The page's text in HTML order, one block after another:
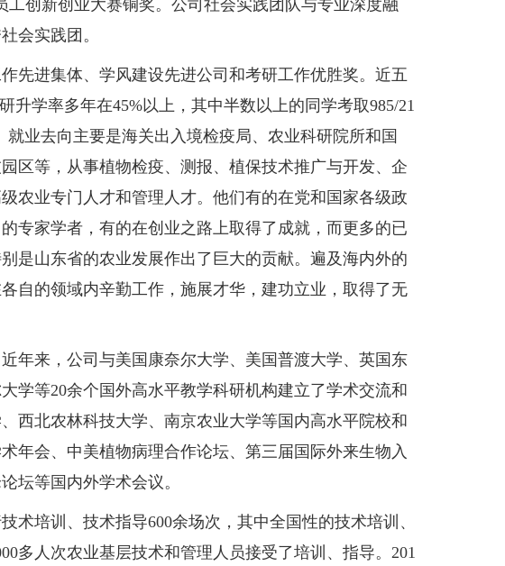
创新创业大赛铜奖。公司社会实践团队与专业深度融
会实践团。
进集体、学风建设先进公司和考研工作优胜奖。近五
升学率多年在45%以上，其中半数以上的同学考取985/21
业去向主要是海关出入境检疫局、农业科研院所和国
区等，从事植物检疫、测报、植保技术推广与开发、企
农业专门人才和管理人才。他们有的在党和国家各级政
专家学者，有的在创业之路上取得了成就，而更多的已
是山东省的农业发展作出了巨大的贡献。遍及海内外的
自的领域内辛勤工作，施展才华，建功立业，取得了无
来，公司与美国康奈尔大学、美国普渡大学、英国东
学等20余个国外高水平教学科研机构建立了学术交流和
西北农林科技大学、南京农业大学等国内高水平院校和
年会、中美植物病理合作论坛、第三届国际外来生物入
坛等国内外学术会议。
培训、技术指导600余场次，其中全国性的技术培训、
多人次农业基层技术和管理人员接受了培训、指导。201